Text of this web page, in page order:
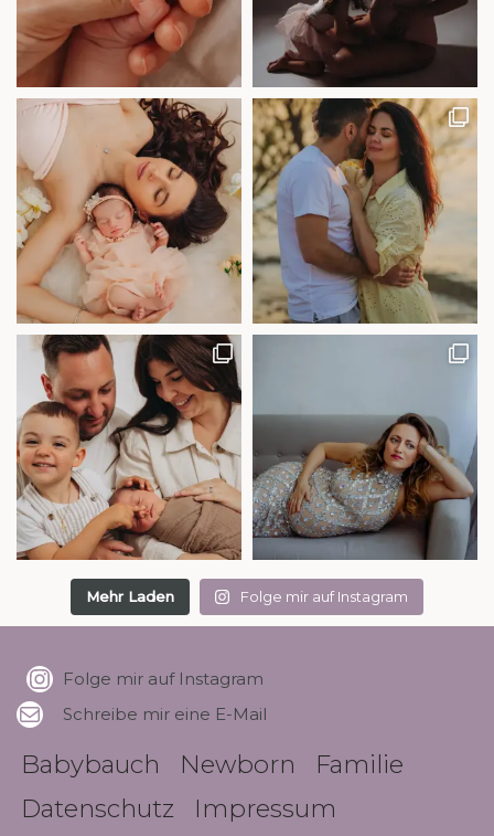
Mehr Laden Folge mir auf Instagram
Folge mir auf Instagram
Schreibe mir eine E-Mail
Babybauch Newborn
Familie
Datenschutz
Impressum